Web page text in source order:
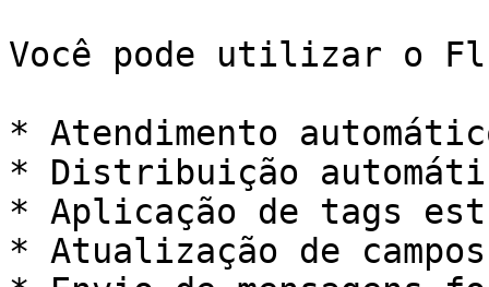
Você pode utilizar o
* Atendimento
* Distribuição
* Aplicação de tags
* Atualização de